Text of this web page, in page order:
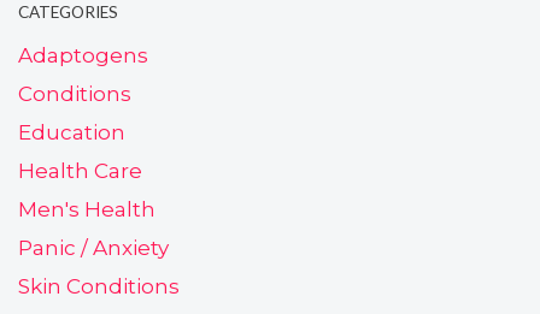
CATEGORIES
Adaptogens
Conditions
Education
Health Care
Men's Health
Panic / Anxiety
Skin Conditions